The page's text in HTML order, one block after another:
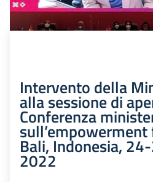
Intervento della
alla sessione di
Conferenza
Bali, Indonesia,
2022